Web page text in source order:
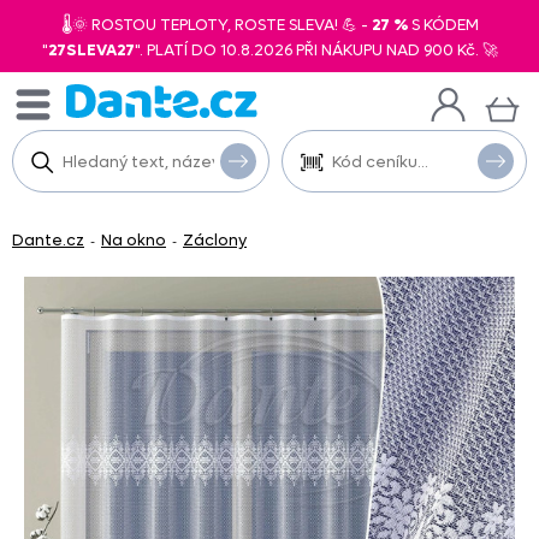
🌡️🌞 ROSTOU TEPLOTY, ROSTE SLEVA! 💪 - 27 %S KÓDEM
"27SLEVA27". PLATÍ DO 10.8.2026 PŘI NÁKUPU NAD 900 Kč. 🚀
Dante.cz - Na okno - Záclony